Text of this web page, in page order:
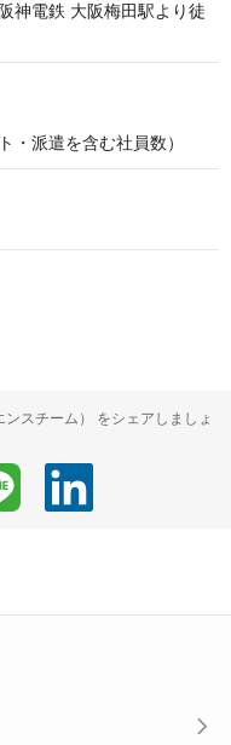
神電鉄 大阪梅田駅より徒
スチーム） をシェアしましょ